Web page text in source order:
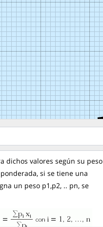
dichos valores según su peso
si se tiene una
un peso p1,p2, .. pn, se